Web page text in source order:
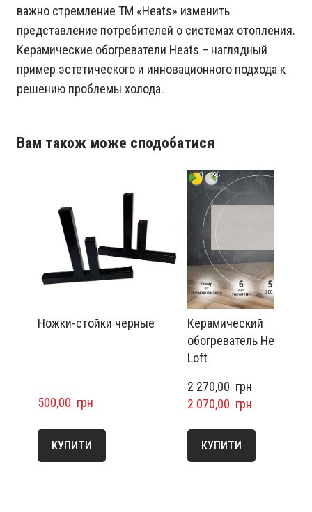
важно стремление ТМ «Heats» изменить
представление потребителей о системах отопления.
Керамические обогреватели Heats – наглядный
пример эстетического и инновационного подхода к
решению проблемы холода.
Вам також може сподобатися
Ножки-стойки черные
500,00  грн
КУПИТИ
Керамический
обогреватель Heats 200
Loft
2 270,00  грн
2 070,00  грн
КУПИТИ